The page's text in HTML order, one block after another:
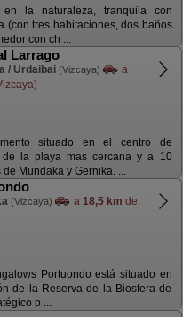
en la naturaleza, tranquila con
(con tres habitaciones, dos baños
con ch ...
Larrago
/ Urdaibai (Vizcaya)
a
situado en el centro de
la playa mas cercana y a 10
Mundaka y Gernika. ...
(Vizcaya) a 18,5 km de
Portuondo está situado en
de la Reserva de la Biosfera de
p ...